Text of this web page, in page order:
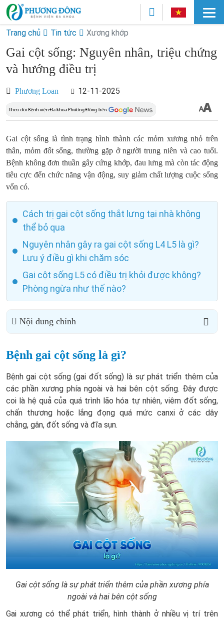
Trang chủ Tin tức Xương khớp
Gai cột sống: Nguyên nhân, triệu chứng
và hướng điều trị
Phương Loan 12-11-2025
Gai cột sống là tình trạng hình thành các mỏm xương nhỏ trên
thân, mỏm đốt sống, thường gặp ở người trung niên và cao tuổi.
Bệnh không đơn thuần gây cứng khớp, đau lưng mà còn tác động
tiêu cực đến chức năng vận động, suy giảm chất lượng cuộc sống
vốn có.
Cách trị gai cột sống thắt lưng tại nhà không
thể bỏ qua
Nguyên nhân gây ra gai cột sống L4 L5 là gì?
Lưu ý điều gì khi chăm sóc
Gai cột sống L5 có điều trị khỏi được không?
Phòng ngừa như thế nào?
Nội dung chính
Bệnh gai cột sống là gì?
Bệnh gai cột sống (gai đốt sống) là sự phát triển thêm của
các phần xương phía ngoài và hai bên cột sống. Đây được
coi là hệ quả của quá trình lão hóa tự nhiên, viêm đốt sống,
chấn thương hoặc lắng đọng quá mức canxi ở các dây
chằng, gân, đốt sống và đĩa sụn.
Gai cột sống là sự phát triển thêm của phần xương phía
ngoài và hai bên cột sống
Gai xương có thể phát triển, hình thành ở nhiều vị trí trên